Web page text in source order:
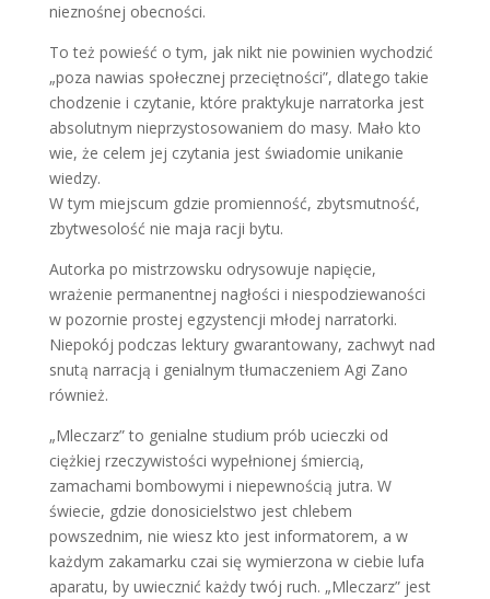
nieznośnej obecności.
To też powieść o tym, jak nikt nie powinien wychodzić
„poza nawias społecznej przeciętności”, dlatego takie
chodzenie i czytanie, które praktykuje narratorka jest
absolutnym nieprzystosowaniem do masy. Mało kto
wie, że celem jej czytania jest świadomie unikanie
wiedzy.
W tym miejscum gdzie promienność, zbytsmutność,
zbytwesolość nie maja racji bytu.
Autorka po mistrzowsku odrysowuje napięcie,
wrażenie permanentnej nagłości i niespodziewaności
w pozornie prostej egzystencji młodej narratorki.
Niepokój podczas lektury gwarantowany, zachwyt nad
snutą narracją i genialnym tłumaczeniem Agi Zano
również.
„Mleczarz” to genialne studium prób ucieczki od
ciężkiej rzeczywistości wypełnionej śmiercią,
zamachami bombowymi i niepewnością jutra. W
świecie, gdzie donosicielstwo jest chlebem
powszednim, nie wiesz kto jest informatorem, a w
każdym zakamarku czai się wymierzona w ciebie lufa
aparatu, by uwiecznić każdy twój ruch. „Mleczarz” jest